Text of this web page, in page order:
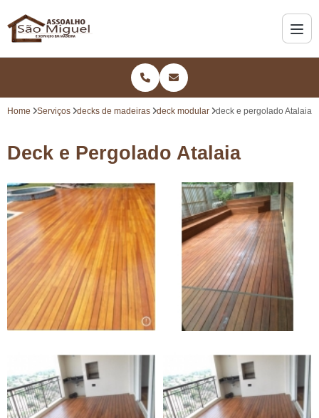
Home Serviços decks de madeiras deck modular deck e pergolado Atalaia
Deck e Pergolado Atalaia